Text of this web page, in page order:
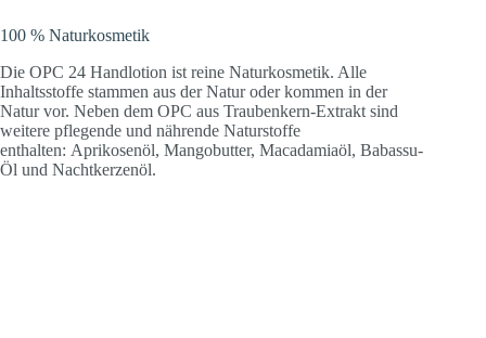
100 % Naturkosmetik
Die OPC 24 Handlotion ist reine Naturkosmetik. Alle
Inhaltsstoffe stammen aus der Natur oder kommen in der
Natur vor. Neben dem OPC aus Traubenkern-Extrakt sind
weitere pflegende und nährende Naturstoffe
enthalten: Aprikosenöl, Mangobutter, Macadamiaöl, Babassu-
Öl und Nachtkerzenöl.